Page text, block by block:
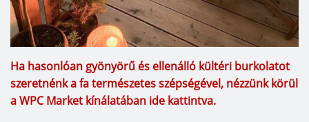
Ha hasonlóan gyönyörű és ellenálló kültéri burkolatot
szeretnénk a fa természetes szépségével, nézzünk körül
a WPC Market kínálatában ide kattintva.